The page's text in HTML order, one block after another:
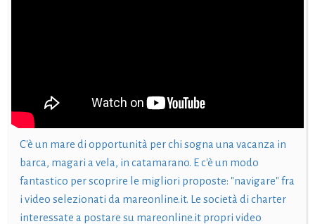
C'è un mare di opportunità per chi sogna una vacanza in
barca, magari a vela, in catamarano. E c'è un modo
fantastico per scoprire le migliori proposte: "navigare" fra
i video selezionati da mareonline.it. Le società di charter
interessate a postare su mareonline.it propri video